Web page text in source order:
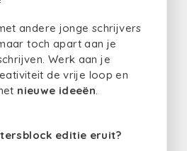
andere jonge schrijvers
toch apart aan je
Werk aan je
de vrije loop en
nieuwe ideeën
editie eruit?